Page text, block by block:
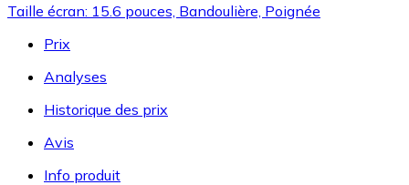
Taille écran: 15.6 pouces, Bandoulière, Poignée
Prix
Analyses
Historique des prix
Avis
Info produit